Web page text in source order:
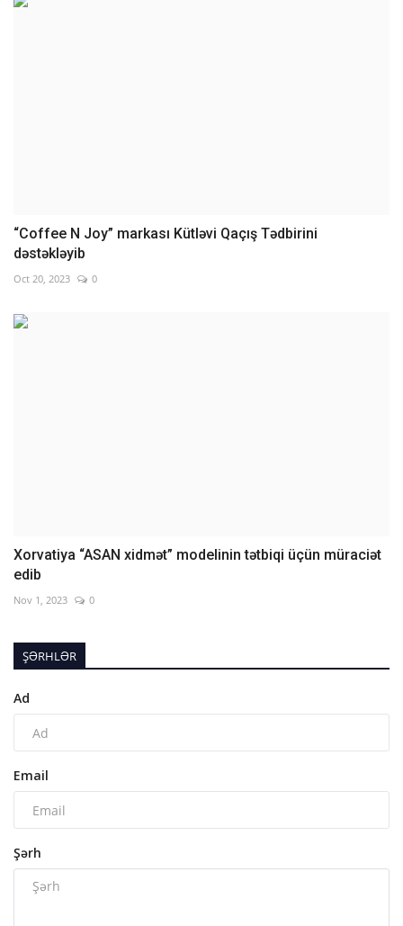
“Coffee N Joy” markası Kütləvi Qaçış Tədbirini
dəstəkləyib
Oct 20, 2023 0
Xorvatiya “ASAN xidmət” modelinin tətbiqi üçün müraciət
edib
Nov 1, 2023 0
ŞƏRHLƏR
Ad
Email
Şərh